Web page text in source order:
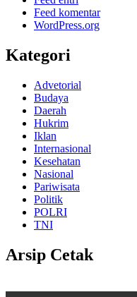
Feed komentar
WordPress.org
Kategori
Advetorial
Budaya
Daerah
Hukrim
Iklan
Internasional
Kesehatan
Nasional
Pariwisata
Politik
POLRI
TNI
Arsip Cetak